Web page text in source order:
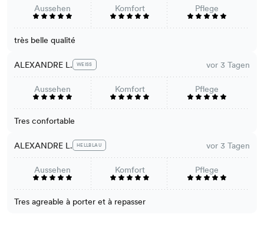
Aussehen Komfort Pflege
très belle qualité
ALEXANDRE L. WEISS vor 3 Tagen
Aussehen Komfort Pflege
Tres confortable
ALEXANDRE L. HELLBLAU vor 3 Tagen
Aussehen Komfort Pflege
Tres agreable à porter et à repasser